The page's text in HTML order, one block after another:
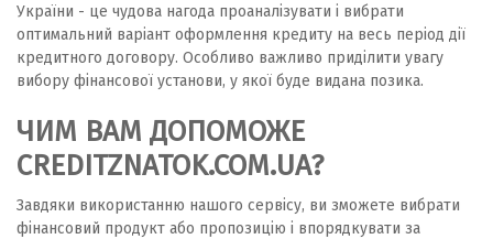
України - це чудова нагода проаналізувати і вибрати
оптимальний варіант оформлення кредиту на весь період дії
кредитного договору. Особливо важливо приділити увагу
вибору фінансової установи, у якої буде видана позика.
ЧИМ ВАМ ДОПОМОЖЕ
CREDITZNATOK.COM.UA?
Завдяки використанню нашого сервісу, ви зможете вибрати
фінансовий продукт або пропозицію і впорядкувати за